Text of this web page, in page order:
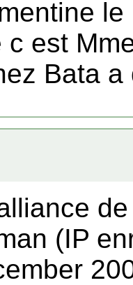
c est
Bata
(IP